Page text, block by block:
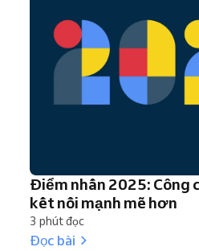
Điểm nhấn 2025: Công
kết nối mạnh mẽ hơn
3 phút đọc
Đọc bài